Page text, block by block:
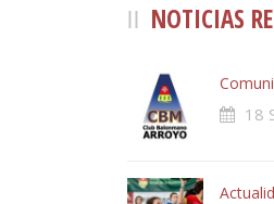
NOTICIAS
18